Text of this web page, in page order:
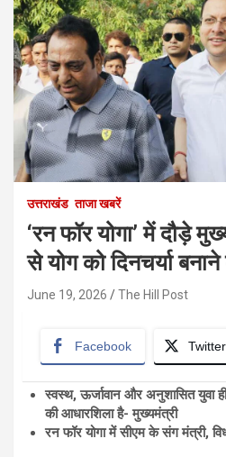
उत्तराखंड ताजा खबरें
‘रन फॉर योगा’ में दौड़े
से योग को दिनचर्या
June 19, 2026 The Hill Post
Facebook Twitter
स्वस्थ, ऊर्जावान और अनुशासित युवा
की आधारशिला है- मुख्यमंत्री
रन फॉर योगा में सीएम के संग मंत्री,